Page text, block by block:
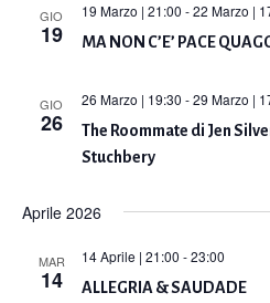
GIO
19 MA NON C’E’ PACE
19 Marzo | 21:00 -22 Marzo |
GIO
26
The Roommate di Jen
Stuchbery
26 Marzo | 19:30 -29 Marzo |
Aprile 2026
MAR
14 ALLEGRIA & SAUDADE
14 Aprile | 21:00 -23:00